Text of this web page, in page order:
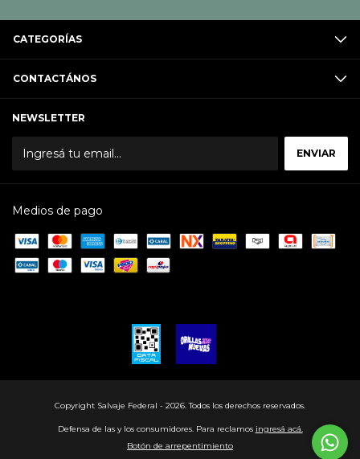
CATEGORÍAS
CONTACTÁNOS
NEWSLETTER
Medios de pago
Copyright Salvaje Federal - 2026. Todos los derechos reservados.
Defensa de las y los consumidores. Para reclamos ingresá acá.
Botón de arrepentimiento